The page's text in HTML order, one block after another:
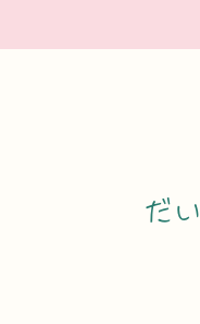
だ